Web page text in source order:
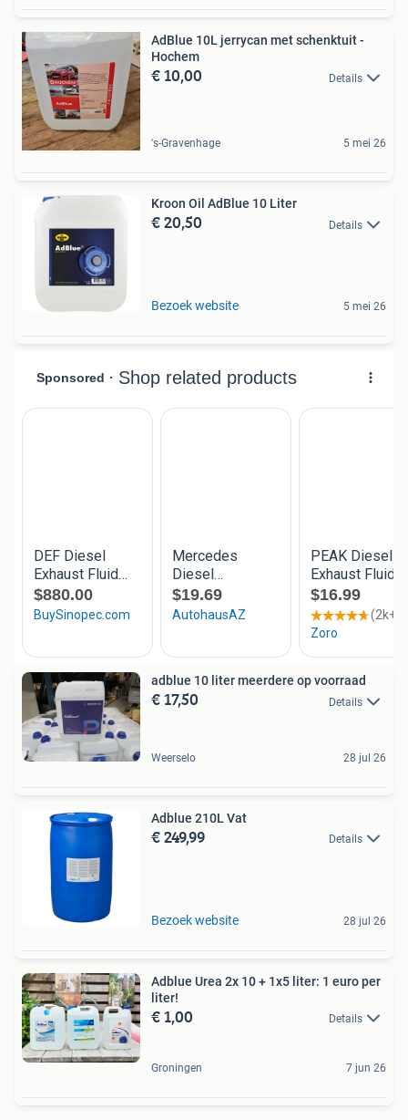
AdBlue 10L jerrycan met schenktuit -
Hochem
€ 10,00 Details
's-Gravenhage 5 mei 26
Kroon Oil AdBlue 10 Liter
€ 20,50 Details
Bezoek website 5 mei 26
adblue 10 liter meerdere op voorraad
€ 17,50 Details
Weerselo 28 jul 26
Adblue 210L Vat
€ 249,99 Details
Bezoek website 28 jul 26
Adblue Urea 2x 10 + 1x5 liter: 1 euro per
liter!
€ 1,00 Details
Groningen 7 jun 26